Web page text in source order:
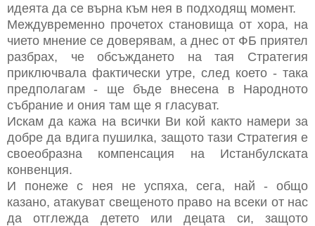
идеята да се върна към нея в подходящ момент.
Междувременно прочетох становища от хора, на
чието мнение се доверявам, а днес от ФБ приятел
разбрах, че обсъждането на тая Стратегия
приключвала фактически утре, след което - така
предполагам - ще бъде внесена в Народното
събрание и ония там ще я гласуват.
Искам да кажа на всички Ви кой както намери за
добре да вдига пушилка, защото тази Стратегия е
своеобразна компенсация на Истанбулската
конвенция.
И понеже с нея не успяха, сега, най - общо
казано, атакуват свещеното право на всеки от нас
да отглежда детето или децата си, защото